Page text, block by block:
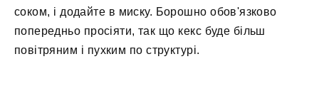
соком, і додайте в миску. Борошно обов'язково
попередньо просіяти, так що кекс буде більш
повітряним і пухким по структурі.